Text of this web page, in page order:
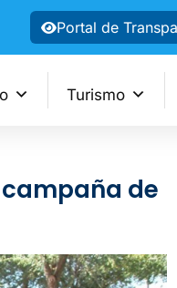
Portal de
Turismo
de